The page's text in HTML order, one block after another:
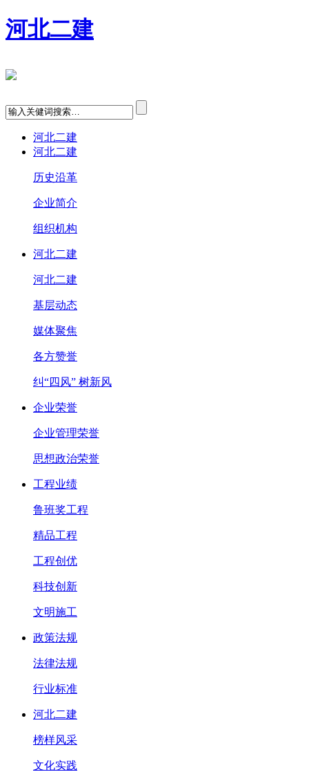
河北二建
河北二建
河北二建
历史沿革
企业简介
组织机构
河北二建
河北二建
基层动态
媒体聚焦
各方赞誉
纠“四风” 树新风
企业荣誉
企业管理荣誉
思想政治荣誉
工程业绩
鲁班奖工程
精品工程
工程创优
科技创新
文明施工
政策法规
法律法规
行业标准
河北二建
榜样风采
文化实践